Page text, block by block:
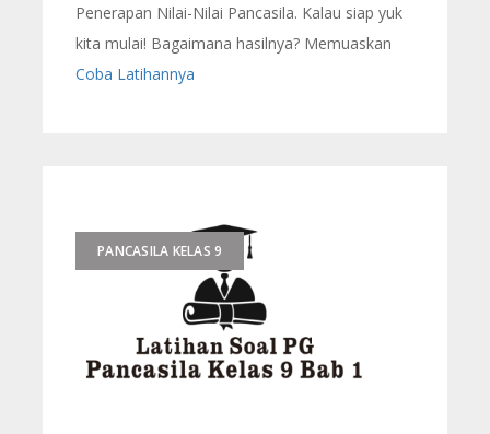
Penerapan Nilai-Nilai Pancasila. Kalau siap yuk
kita mulai! Bagaimana hasilnya? Memuaskan
Coba Latihannya
PANCASILA KELAS 9